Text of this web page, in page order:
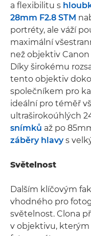
a flexibilitu s
28mm F2.8 STM
portréty, ale váží
maximální
než objektiv Canon
Díky širokému
tento objektiv
společníkem pro
ideální pro téměř
ultraširokoúhlých
snímků až po
záběry hlavys
Světelnost
Dalším klíčovým
vhodného pro
světelnost. Clona
v objektivu, kterým